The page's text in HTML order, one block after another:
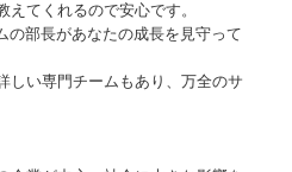
てくれるので安心です。
の部長があなたの成長を見守って
しい専門チームもあり、万全のサ